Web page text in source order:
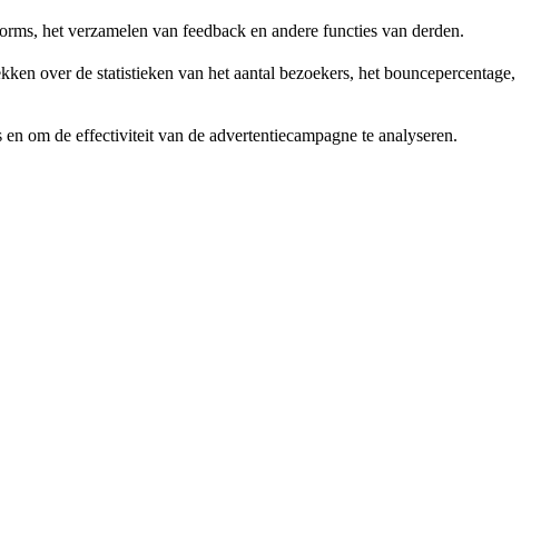
het verzamelen van feedback en andere functies van derden.
over de statistieken van het aantal bezoekers, het bouncepercentage,
om de effectiviteit van de advertentiecampagne te analyseren.